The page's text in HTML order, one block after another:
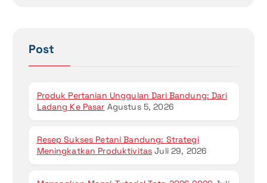
Post
Produk Pertanian Unggulan Dari Bandung: Dari
Ladang Ke Pasar Agustus 5, 2026
Resep Sukses Petani Bandung: Strategi
Meningkatkan Produktivitas Juli 29, 2026